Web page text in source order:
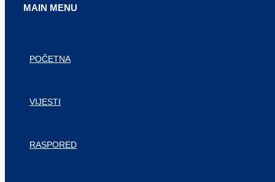
MAIN MENU
POČETNA
VIJESTI
RASPORED